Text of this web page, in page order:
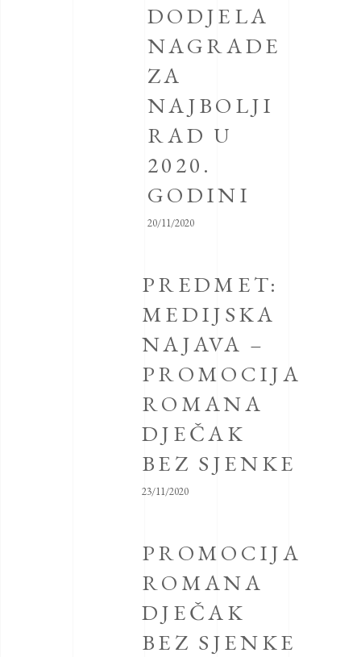
DODJELA
NAGRADE
ZA
NAJBOLJI
RAD U
2020.
GODINI
20/11/2020
PREDMET:
MEDIJSKA
NAJAVA –
PROMOCIJA
ROMANA
DJEČAK
BEZ SJENKE
23/11/2020
PROMOCIJA
ROMANA
DJEČAK
BEZ SJENKE